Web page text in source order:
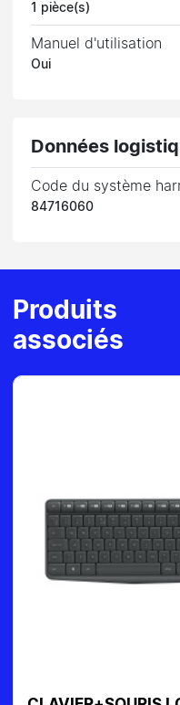
1 pièce(s)
Manuel d'utilisation
Oui
Données
Code du système
84716060
Produits
associés